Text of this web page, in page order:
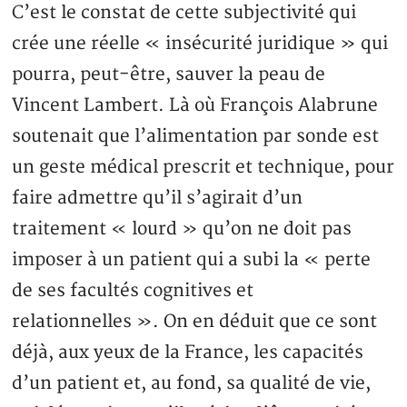
C’est le constat de cette subjectivité qui
crée une réelle « insécurité juridique » qui
pourra, peut-être, sauver la peau de
Vincent Lambert. Là où François Alabrune
soutenait que l’alimentation par sonde est
un geste médical prescrit et technique, pour
faire admettre qu’il s’agirait d’un
traitement « lourd » qu’on ne doit pas
imposer à un patient qui a subi la « perte
de ses facultés cognitives et
relationnelles ». On en déduit que ce sont
déjà, aux yeux de la France, les capacités
d’un patient et, au fond, sa qualité de vie,